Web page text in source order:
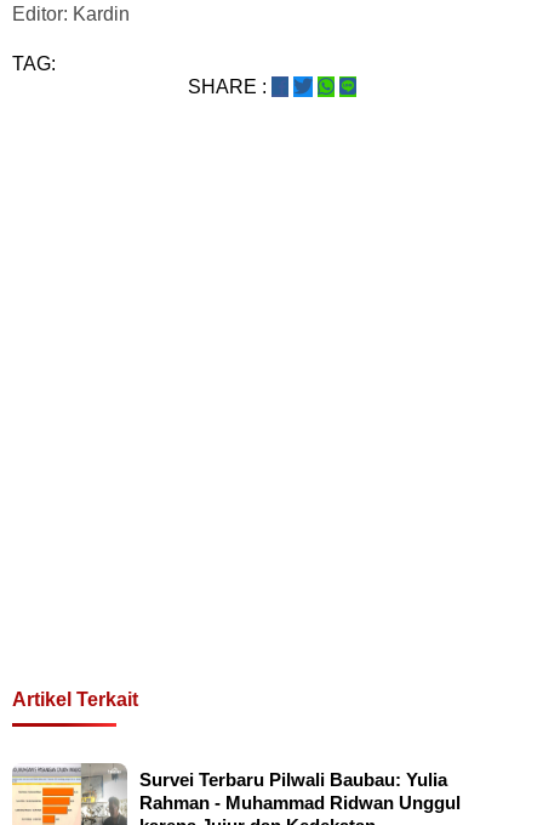
Editor: Kardin
TAG:
SHARE :
Artikel Terkait
Survei Terbaru Pilwali Baubau: Yulia
Rahman - Muhammad Ridwan Unggul